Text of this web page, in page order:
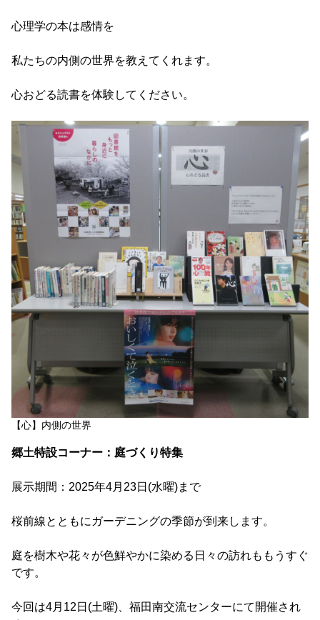
心理学の本は感情を
私たちの内側の世界を教えてくれます。
心おどる読書を体験してください。
【心】内側の世界
郷土特設コーナー：庭づくり特集
展示期間：2025年4月23日(水曜)まで
桜前線とともにガーデニングの季節が到来します。
庭を樹木や花々が色鮮やかに染める日々の訪れももうすぐ
です。
今回は4月12日(土曜)、福田南交流センターにて開催され